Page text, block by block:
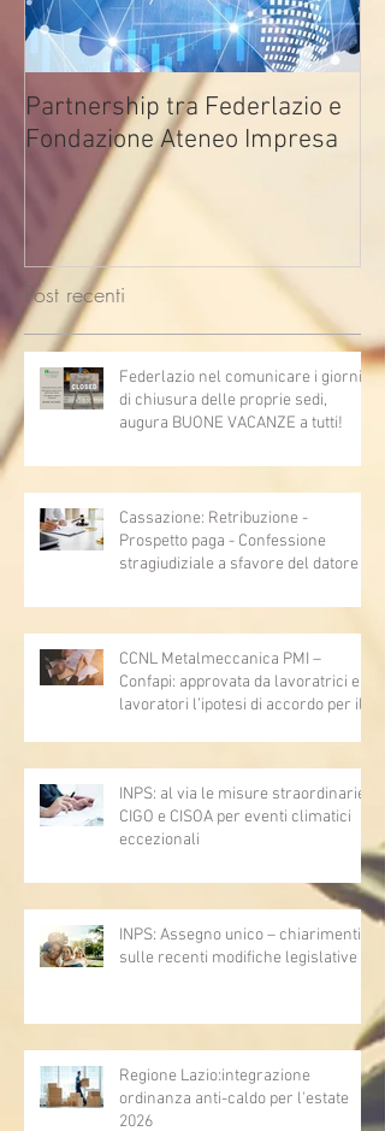
Partnership tra Federlazio e
Fondazione Ateneo Impresa
Post recenti
Federlazio nel comunicare i giorni
di chiusura delle proprie sedi,
augura BUONE VACANZE a tutti!
Cassazione: Retribuzione -
Prospetto paga - Confessione
stragiudiziale a sfavore del datore di
articoli 1362, 2697, 2730, 2732, 2734
e 2735)
CCNL Metalmeccanica PMI –
Confapi: approvata da lavoratrici e
lavoratori l’ipotesi di accordo per il
INPS: al via le misure straordinarie
CIGO e CISOA per eventi climatici
eccezionali
INPS: Assegno unico – chiarimenti
sulle recenti modifiche legislative
Regione Lazio:integrazione
ordinanza anti-caldo per l'estate
2026